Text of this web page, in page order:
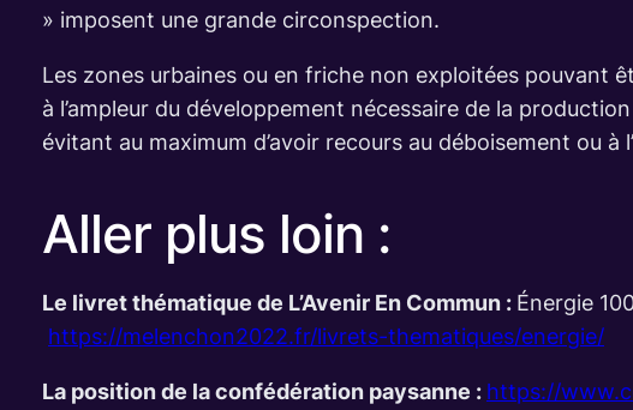
» imposent une grande circonspection.
Les zones urbaines ou en friche non exploitées pouvant
à l’ampleur du développement nécessaire de la
évitant au maximum d’avoir recours au déboisement ou
Aller plus loin :
Le livret thématique de L’Avenir En Commun : Énergie
https://melenchon2022.fr/livrets-thematiques/energie/
La position de la confédération paysanne : https://